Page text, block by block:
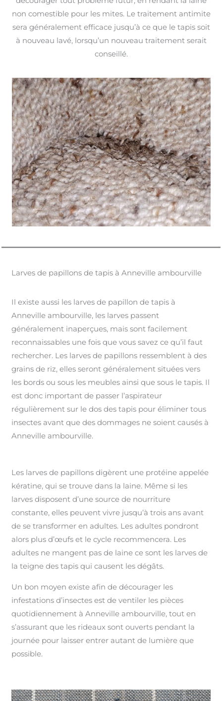
non comestible pour les mites. Le traitement antimite
sera généralement efficace jusqu’à ce que le tapis soit
à nouveau lavé, lorsqu’un nouveau traitement serait
conseillé.
Larves de papillons de tapis à Anneville ambourville
Il existe aussi les larves de papillon de tapis à
Anneville ambourville, les larves passent
généralement inaperçues, mais sont facilement
reconnaissables une fois que vous savez ce qu’il faut
rechercher. Les larves de papillons ressemblent à des
grains de riz, elles seront généralement situées vers
les bords ou sous les meubles ainsi que sous le tapis. Il
est donc important de passer l’aspirateur
régulièrement sur le dos des tapis pour éliminer tous
insectes avant que des dommages ne soient causés à
Anneville ambourville.
Les larves de papillons digèrent une protéine appelée
kératine, qui se trouve dans la laine. Même si les
larves disposent d’une source de nourriture
constante, elles peuvent vivre jusqu’à trois ans avant
de se transformer en adultes. Les adultes pondront
alors plus d’œufs et le cycle recommencera. Les
adultes ne mangent pas de laine ce sont les larves de
la teigne des tapis qui causent les dégâts.
Un bon moyen existe afin de décourager les
infestations d’insectes est de ventiler les pièces
quotidiennement à Anneville ambourville, tout en
s’assurant que les rideaux sont ouverts pendant la
journée pour laisser entrer autant de lumière que
possible.